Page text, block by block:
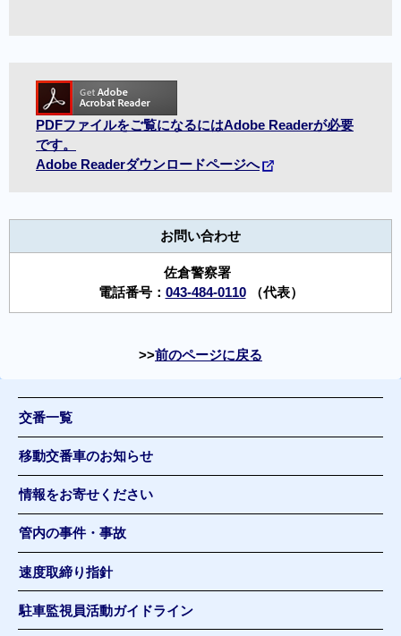
PDFファイルをご覧になるにはAdobe Readerが必要
です。
Adobe Readerダウンロードページへ
お問い合わせ
佐倉警察署
電話番号： 043-484-0110（代表）
前のページに戻る
交番一覧
移動交番車のお知らせ
情報をお寄せください
管内の事件・事故
速度取締り指針
駐車監視員活動ガイドライン